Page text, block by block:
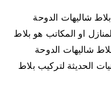
شاليهات الدوحة
او المكاتب هو بلاط
شاليهات الدوحة
الحديثة لتركيب بلاط